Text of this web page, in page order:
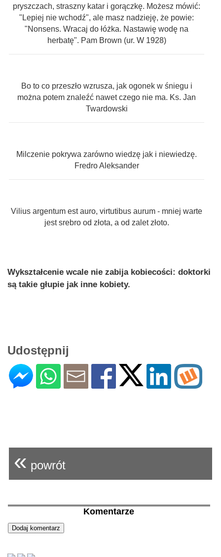
pryszczach, straszny katar i gorączkę. Możesz mówić:
"Lepiej nie wchodź", ale masz nadzieję, że powie:
"Nonsens. Wracaj do łóżka. Nastawię wodę na
herbatę". Pam Brown (ur. W 1928)
Bo to co przeszło wzrusza, jak ogonek w śniegu i
można potem znaleźć nawet czego nie ma. Ks. Jan
Twardowski
Milczenie pokrywa zarówno wiedzę jak i niewiedzę.
Fredro Aleksander
Vilius argentum est auro, virtutibus aurum - mniej warte
jest srebro od złota, a od zalet złoto.
Wykształcenie wcale nie zabija kobiecości: doktorki
są takie głupie jak inne kobiety.
Udostępnij
« powrót
Komentarze